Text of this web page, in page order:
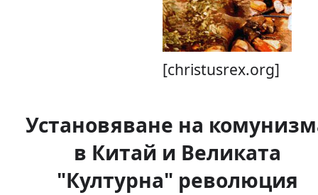
[christusrex.org]
Установяване на
в Китай и Великата
"Културна" революция